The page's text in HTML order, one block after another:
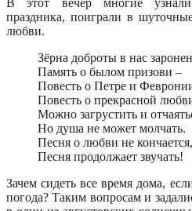
праздника, поиграли в
любви.
Зёрна доброты в нас
Память о былом призови –
Повесть о Петре и
Повесть о прекрасной
Можно загрустить и
Но душа не может молчать.
Песня о любви не кончается,
Песня продолжает звучать!
Зачем сидеть все время дома,
погода? Таким вопросам и